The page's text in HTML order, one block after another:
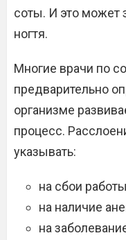
соты. И это может
ногтя.
Многие врачи по
предварительно
организме
процесс.
указывать:
на сбои
на наличие
на